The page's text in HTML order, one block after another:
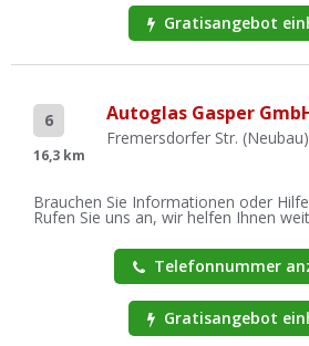
Gratisangebot
6
16,3 km
Autoglas Gasper
Fremersdorfer Str.
Brauchen Sie Informationen oder
Rufen Sie uns an, wir helfen Ihnen
Telefonnummer
Gratisangebot